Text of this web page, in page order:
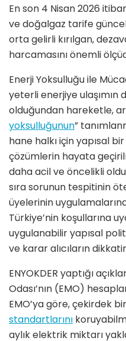
En son 4 Nisan 2026
ve doğalgaz tarife
orta gelirli kırılgan,
harcamasını önemli
Enerji Yoksulluğu ile
yeterli enerjiye ulaşımın
olduğundan hareketle,
yoksulluğunun”
hane halkı için yapısal
çözümlerin hayata
daha acil ve öncelikli
sıra sorunun tespitinin
üyelerinin
Türkiye’nin koşullarına
uygulanabilir yapısal
ve karar alıcıların
ENYOKDER yaptığı
Odası’nın (EMO)
EMO’ya göre, çekirdek
standartlarını
aylık elektrik miktarı